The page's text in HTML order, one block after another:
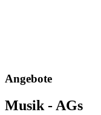
Angebote
Musik - AGs